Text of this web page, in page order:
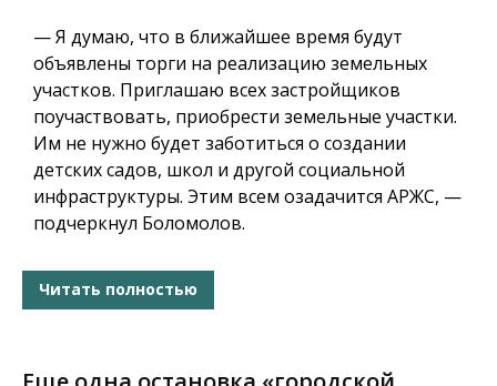
— Я думаю, что в ближайшее время будут
объявлены торги на реализацию земельных
участков. Приглашаю всех застройщиков
поучаствовать, приобрести земельные участки.
Им не нужно будет заботиться о создании
детских садов, школ и другой социальной
инфраструктуры. Этим всем озадачится АРЖС, —
подчеркнул Боломолов.
Читать полностью